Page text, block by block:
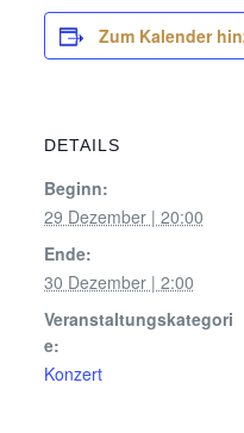
Zum Kalender
DETAILS
Beginn:
29 Dezember | 20:00
Ende:
30 Dezember | 2:00
Veranstaltungskategori
e:
Konzert